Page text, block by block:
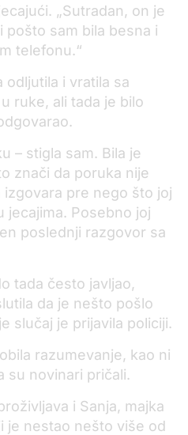
„Sutradan, on je
pošto sam bila besna i
telefonu.“
odljutila i vratila sa
ruke, ali tada je bilo
– stigla sam. Bila je
znači da poruka nije
izgovara pre nego što joj
jecajima. Posebno joj
poslednji razgovor sa
tada često javljao,
da je nešto pošlo
slučaj je prijavila policiji.
razumevanje, kao ni
su novinari pričali.
i Sanja, majka
je nestao nešto više od